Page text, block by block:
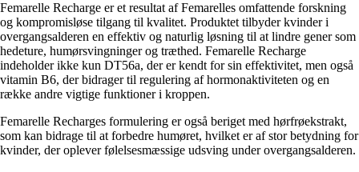
Femarelle Recharge er et resultat af Femarelles omfattende forskning
og kompromisløse tilgang til kvalitet. Produktet tilbyder kvinder i
overgangsalderen en effektiv og naturlig løsning til at lindre gener som
hedeture, humørsvingninger og træthed. Femarelle Recharge
indeholder ikke kun DT56a, der er kendt for sin effektivitet, men også
vitamin B6, der bidrager til regulering af hormonaktiviteten og en
række andre vigtige funktioner i kroppen.
Femarelle Recharges formulering er også beriget med hørfrøekstrakt,
som kan bidrage til at forbedre humøret, hvilket er af stor betydning for
kvinder, der oplever følelsesmæssige udsving under overgangsalderen.